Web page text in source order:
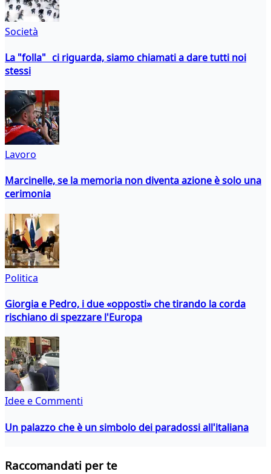
Società
La "folla" ci riguarda, siamo chiamati a dare tutti noi
stessi
Lavoro
Marcinelle, se la memoria non diventa azione è solo una
cerimonia
Politica
Giorgia e Pedro, i due «opposti» che tirando la corda
rischiano di spezzare l'Europa
Idee e Commenti
Un palazzo che è un simbolo dei paradossi all'italiana
Raccomandati per te